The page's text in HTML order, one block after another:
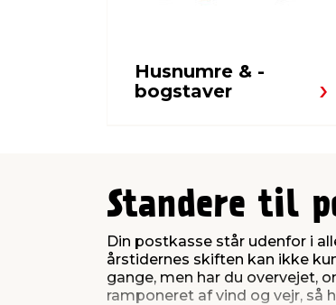
Husnumre & -
bogstaver
Standere til
Din postkasse står udenfor i
årstidernes skiften kan ikke
gange, men har du overvejet,
ramponeret af vind og vejr, så